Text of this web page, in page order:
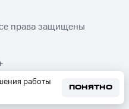
работы
ПОНЯТНО
права защищены